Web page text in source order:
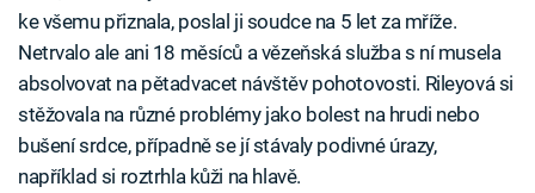
ke všemu přiznala, poslal ji soudce na 5 let za mříže.
Netrvalo ale ani 18 měsíců a vězeňská služba s ní musela
absolvovat na pětadvacet návštěv pohotovosti. Rileyová si
stěžovala na různé problémy jako bolest na hrudi nebo
bušení srdce, případně se jí stávaly podivné úrazy,
například si roztrhla kůži na hlavě.